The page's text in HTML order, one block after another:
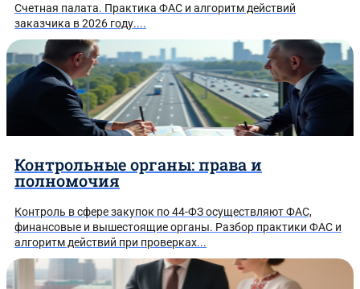
Счетная палата. Практика ФАС и алгоритм действий
заказчика в 2026 году....
Контрольные органы: права и
полномочия
Контроль в сфере закупок по 44-ФЗ осуществляют ФАС,
финансовые и вышестоящие органы. Разбор практики ФАС и
алгоритм действий при проверках...